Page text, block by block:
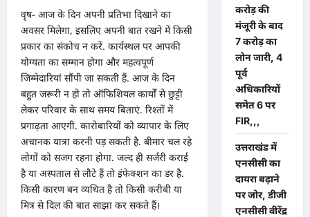
वृष- आज के दिन अपनी प्रतिभा दिखाने का
अवसर मिलेगा, इसलिए अपनी बात रखने में किसी
प्रकार का संकोच न करें. कार्यस्थल पर आपकी
योग्यता का सम्मान होगा और महत्वपूर्ण
जिम्मेदारियां सौंपी जा सकती हैं. आज के दिन
बहुत जरूरी न हो तो ऑफिशियल कार्यों से छुट्टी
लेकर परिवार के साथ समय बिताएं. रिश्तों में
प्रगाढ़ता आएगी. कारोबारियों को व्यापार के लिए
अचानक यात्रा करनी पड़ सकती है. बीमार चल रहे
लोगों को सजग रहना होगा. जल्द ही सर्जरी कराई
है या अस्पताल से लौटे हैं तो इंफेक्शन का डर है.
किसी कारण बन व्यथित है तो किसी करीबी या
मित्र से दिल की बात साझा कर सकते हैं।
करोड़ की
मंजूरी के बाद
7 करोड़ का
लोन जारी, 4
पूर्व
अधिकारियों
समेत 6 पर
FIR,,,
उत्तराखंड में
एनसीसी का
दायरा बढ़ाने
पर जोर, डीजी
एनसीसी वीरेंद्र